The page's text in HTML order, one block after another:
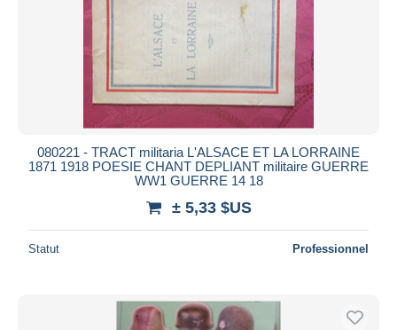
080221 - TRACT militaria L'ALSACE ET LA LORRAINE
1871 1918 POESIE CHANT DEPLIANT militaire GUERRE
WW1 GUERRE 14 18
± 5,33 $US
Statut Professionnel